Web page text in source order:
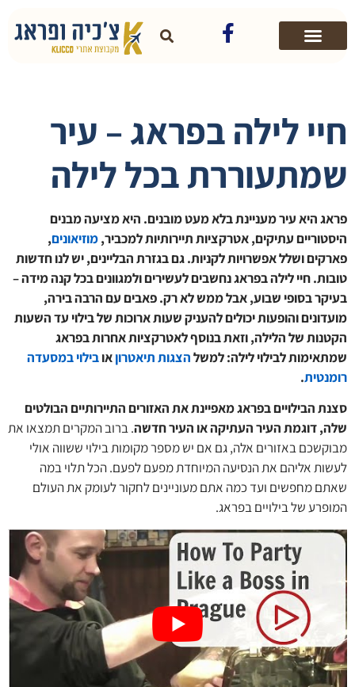
חיי לילה בפראג – עיר
שמתעוררת בכל לילה
פראג היא עיר מעניינת בלא מעט מובנים. היא מציעה מבנים
היסטוריים עתיקים, אטרקציות תיירותיות למכביר,מוזיאונים,
פארקים ושלל אפשרויות לקניות. גם בגזרת הבליינים, יש לנו חדשות
טובות. חיי לילה בפראג נחשבים לעשירים ולמגוונים בכל קנה מידה –
בעיקר בסופי שבוע, אבל ממש לא רק. פאבים עם הרבה בירה,
מועדונים והופעות יכולים להעניק שעות ארוכות של בילוי עד השעות
הקטנות של הלילה, וזאת בנוסף לאטרקציות אחרות בפראג
שמתאימות לבילוי לילה: למשלהצגות תיאטרוןאובילוי במסעדה
רומנטית.
סצנת הבילויים בפראג מאפיינת את האזורים התיירותיים הבולטים
שלה, דוגמת העיר העתיקה או העיר חדשה. ברוב המקרים תמצאו את
מבוקשכם באזורים אלה, גם אם יש מספר מקומות בילוי ששווה אולי
לעשות אליהם את הנסיעה המיוחדת מפעם לפעם. הכל תלוי במה
שאתם מחפשים ועד כמה אתם מעוניינים לחקור לעומק את העולם
המופרע של בילויים בפראג.